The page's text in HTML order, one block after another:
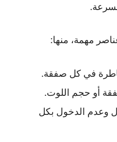
مهمة، منها:
في كل صفقة.
أو حجم اللوت.
وعدم الدخول بكل